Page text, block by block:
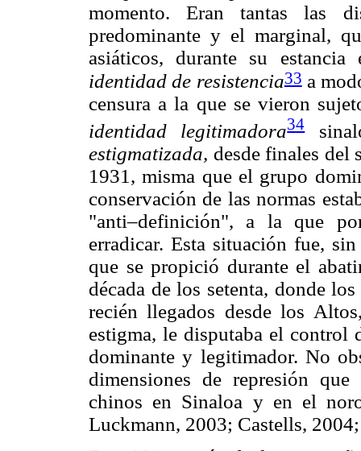
momento. Eran tantas las
predominante y el marginal,
asiáticos, durante su
identidadde resistencia33a
censura a la que se vieron
identidad legitimadora34
estigmatizada, desde finales
1931, misma que el grupo
conservación de las normas
"anti–definición", a la que
erradicar. Esta situación fue,
que se propició durante el
década de los setenta, donde
recién llegados desde los
estigma, le disputaba el control
dominante y legitimador. No
dimensiones de represión
chinos en Sinaloa y en el
Luckmann, 2003; Castells,